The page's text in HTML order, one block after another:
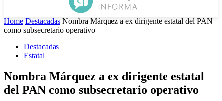
Home Destacadas Nombra Márquez a ex dirigente estatal del PAN
como subsecretario operativo
Destacadas
Estatal
Nombra Márquez a ex dirigente estatal
del PAN como subsecretario operativo